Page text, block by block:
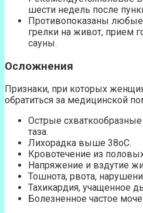
шести недель после
Противопоказаны
грелки на живот, прием
сауны.
Осложнения
Признаки, при которых
обратиться за медицинской
Острые
таза.
Лихорадка выше 38оС.
Кровотечение из
Напряжение и вздутие
Тошнота, рвота,
Тахикардия, учащенное
Болезненное частое